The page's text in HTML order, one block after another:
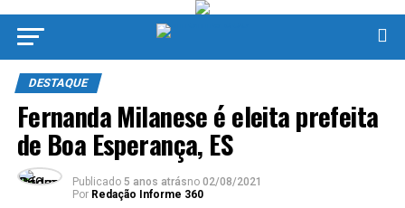
DESTAQUE
Fernanda Milanese é eleita prefeita
de Boa Esperança, ES
Publicado 5 anos atrásno 02/08/2021
Por Redação Informe 360